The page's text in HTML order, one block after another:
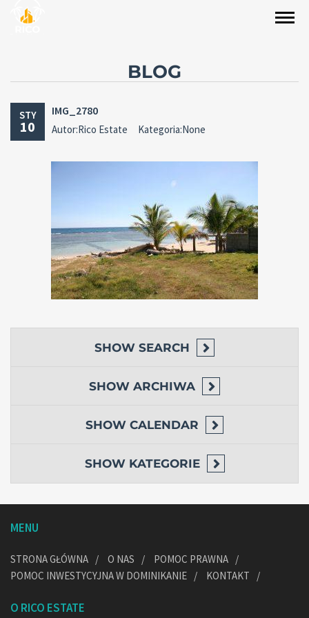
BLOG
STY
10
IMG_2780
Autor:Rico Estate Kategoria:None
SHOW SEARCH
SHOW ARCHIWA
SHOW CALENDAR
SHOW KATEGORIE
MENU
STRONA GŁÓWNA O NAS
POMOC PRAWNA
POMOC INWESTYCYJNA W DOMINIKANIE
KONTAKT
O RICO ESTATE